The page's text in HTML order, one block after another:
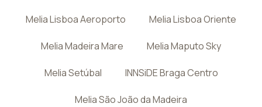
Melia Lisboa Aeroporto Melia Lisboa Oriente
Melia Madeira Mare Melia Maputo Sky
Melia Setúbal INNSiDE Braga Centro
Melia São João da Madeira